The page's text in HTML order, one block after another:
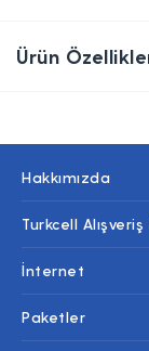
Ürün
Hakkımızda
Turkcell
İnternet
Paketler